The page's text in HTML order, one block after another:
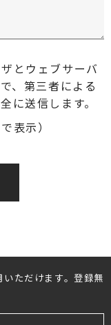
とウェブサーバ
、第三者による
に送信します。
表示）
ただけます。登録無